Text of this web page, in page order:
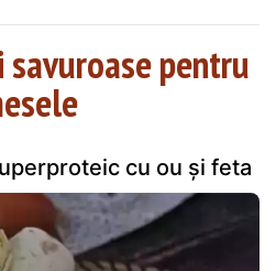
pentru
cu ou și feta